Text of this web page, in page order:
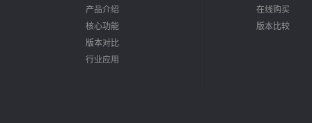
产品介绍
核心功能
版本对比
行业应用
在线购买
版本比较